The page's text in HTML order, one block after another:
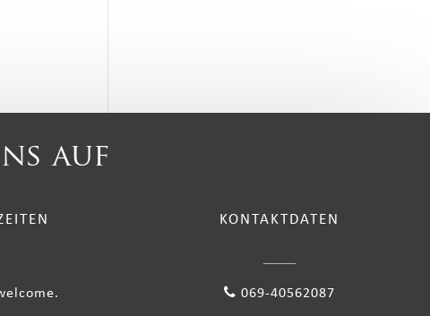
auf
KONTAKTDATEN
069-40562087